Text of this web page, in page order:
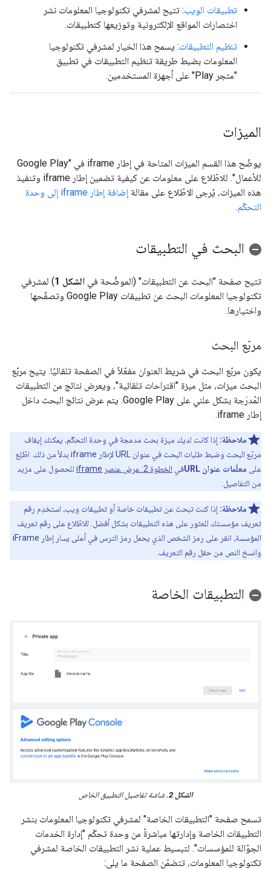
تطبيقات الويب: تتيح لمشرفي تكنولوجيا المعلومات نشر
اختصارات المواقع الإلكترونية وتوزيعها كتطبيقات.
تنظيم التطبيقات: يسمح هذا الخيار لمشرفي تكنولوجيا
المعلومات بضبط طريقة تنظيم التطبيقات في تطبيق
"متجر Play" على أجهزة المستخدمين.
الميزات
يوضّح هذا القسم الميزات المتاحة في إطار iframe في "Google Play
للأعمال". للاطّلاع على معلومات عن كيفية تضمين إطار iframe وتنفيذ
هذه الميزات، يُرجى الاطّلاع على مقالة
إضافة إطار iframe إلى وحدة
التحكّم.
البحث في التطبيقات
تتيح صفحة "البحث عن التطبيقات" (الموضَّحة في الشكل 1
) لمشرفي
تكنولوجيا المعلومات البحث عن تطبيقات Google Play وتصفّحها
واختيارها.
مربّع البحث
يكون مربّع البحث في شريط العنوان مفعّلاً في الصفحة تلقائيًا. يتيح مربّع
البحث ميزات، مثل ميزة "اقتراحات تلقائية"، ويعرض نتائج من التطبيقات
المُدرَجة بشكل علني على Google Play. يتم عرض نتائج البحث داخل
إطار iframe.
ملاحظة: إذا كانت لديك ميزة بحث مدمجة في وحدة التحكّم، يمكنك إيقاف
مربّع البحث وضبط طلبات البحث في عنوان URL لإطار iframe بدلاً من ذلك. اطّلِع
على معلّمات عنوان URL في الخطوة 2: عرض عنصر iframe
للحصول على مزيد
من التفاصيل.
ملاحظة: إذا كنت تبحث عن تطبيقات خاصة أو تطبيقات ويب، استخدِم رقم
تعريف مؤسستك للعثور على هذه التطبيقات بشكل أفضل. للاطّلاع على رقم تعريف
المؤسسة، انقر على رمز الشخص الذي يحمل رمز الترس في أعلى يسار إطار iFrame
وانسخ النص من حقل رقم التعريف.
التطبيقات الخاصة
الشكل 2. شاشة تفاصيل التطبيق الخاص
تسمح صفحة "التطبيقات الخاصة" لمشرفي تكنولوجيا المعلومات بنشر
التطبيقات الخاصة وإدارتها مباشرةً من وحدة تحكّم "إدارة الخدمات
الجوّالة للمؤسسات". لتبسيط عملية نشر التطبيقات الخاصة لمشرفي
تكنولوجيا المعلومات، تتضمّن الصفحة ما يلي: